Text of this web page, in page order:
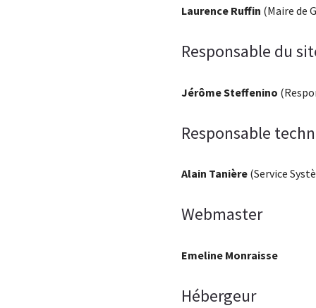
Laurence Ruffin (Maire de
Responsable du
Jérôme Steffenino
Responsable
Alain Tanière (Service
Webmaster
Emeline Monraisse
Hébergeur